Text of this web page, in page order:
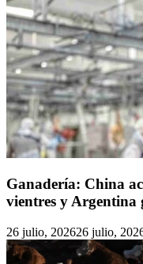
Ganadería: China
vientres y Argentina
26 julio, 202626 julio,